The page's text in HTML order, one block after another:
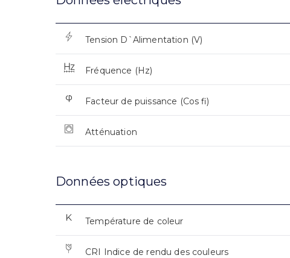
Tension D`Alimentation (V)
Fréquence (Hz)
Facteur de puissance (Cos fi)
Atténuation
Données optiques
Température de coleur
CRI Indice de rendu des couleurs